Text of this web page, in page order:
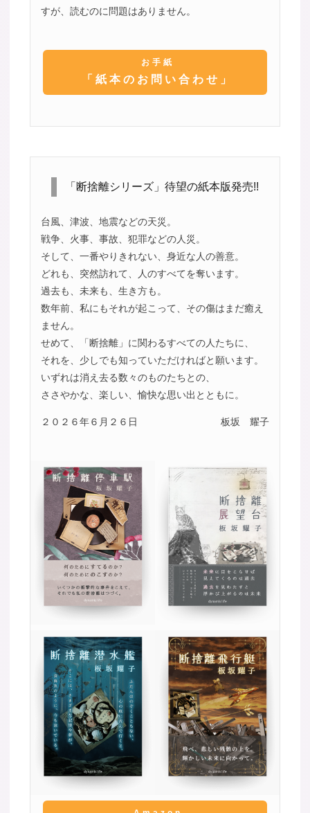
すが、読むのに問題はありません。
お手紙
「紙本のお問い合わせ」
「断捨離シリーズ」待望の紙本版発売!!
台風、津波、地震などの天災。
戦争、火事、事故、犯罪などの人災。
そして、一番やりきれない、身近な人の善意。
どれも、突然訪れて、人のすべてを奪います。
過去も、未来も、生き方も。
数年前、私にもそれが起こって、その傷はまだ癒え
ません。
せめて、「断捨離」に関わるすべての人たちに、
それを、少しでも知っていただければと願います。
いずれは消え去る数々のものたちとの、
ささやかな、楽しい、愉快な思い出とともに。
２０２６年６月２６日 板坂 耀子